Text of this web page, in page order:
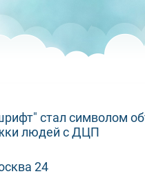
стал символом
людей с ДЦП
24